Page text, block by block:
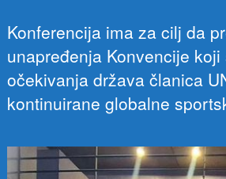
Konferencija ima za cilj da
unapređenja Konvencije
očekivanja država članica
kontinuirane globalne